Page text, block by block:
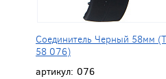
Соединитель Черный 58мм
58 076)
артикул: 076